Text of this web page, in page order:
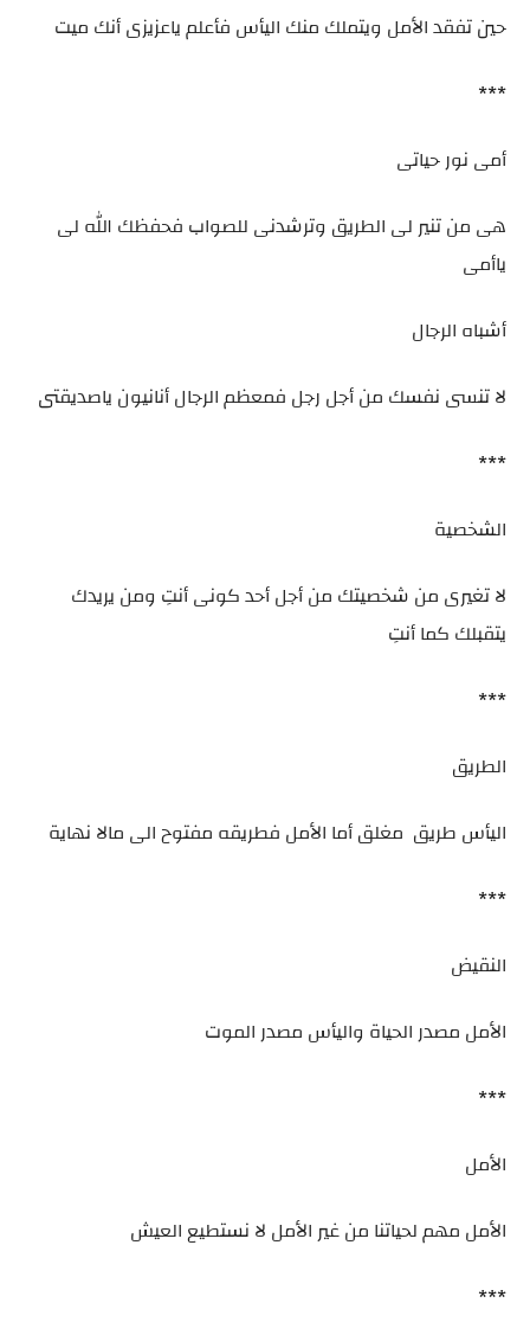
حين تفقد الأمل ويتملك منك اليأس فأعلم ياعزيزى أنك ميت
***
أمى نور حياتى
هى من تنير لى الطريق وترشدنى للصواب فحفظك الله لى
ياأمى
أشباه الرجال
لا تنسى نفسك من أجل رجل فمعظم الرجال أنانيون ياصديقتى
***
الشخصية
لا تغيرى من شخصيتك من أجل أحد كونى أنتِ ومن يريدك
يتقبلك كما أنتِ
***
الطريق
اليأس طريق مغلق أما الأمل فطريقه مفتوح الى مالا نهاية
***
النقيض
الأمل مصدر الحياة واليأس مصدر الموت
***
الأمل
الأمل مهم لحياتنا من غير الأمل لا نستطيع العيش
***